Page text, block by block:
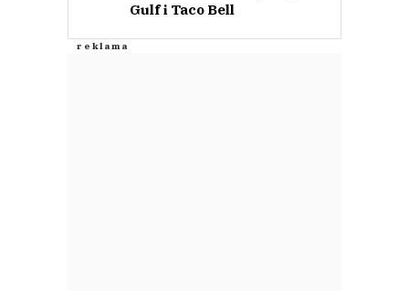
Gulf i Taco Bell